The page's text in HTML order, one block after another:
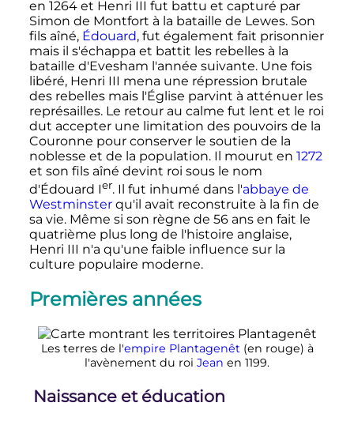
en 1264 et Henri III fut battu et capturé par
Simon de Montfort à la bataille de Lewes. Son
fils aîné, Édouard, fut également fait prisonnier
mais il s'échappa et battit les rebelles à la
bataille d'Evesham l'année suivante. Une fois
libéré, Henri III mena une répression brutale
des rebelles mais l'Église parvint à atténuer les
représailles. Le retour au calme fut lent et le roi
dut accepter une limitation des pouvoirs de la
Couronne pour conserver le soutien de la
noblesse et de la population. Il mourut en 1272
et son fils aîné devint roi sous le nom
d'Édouard Ier. Il fut inhumé dans l'abbaye de
Westminsterqu'il avait reconstruite à la fin de
sa vie. Même si son règne de 56 ansen fait le
quatrième plus long de l'histoire anglaise,
Henri III n'a qu'une faible influence sur la
culture populaire moderne.
Premières années
Les terres de l'empire Plantagenêt(en rouge) à
l'avènement du roi Jean en 1199.
Naissance et éducation